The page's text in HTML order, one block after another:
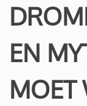
EN
MOET